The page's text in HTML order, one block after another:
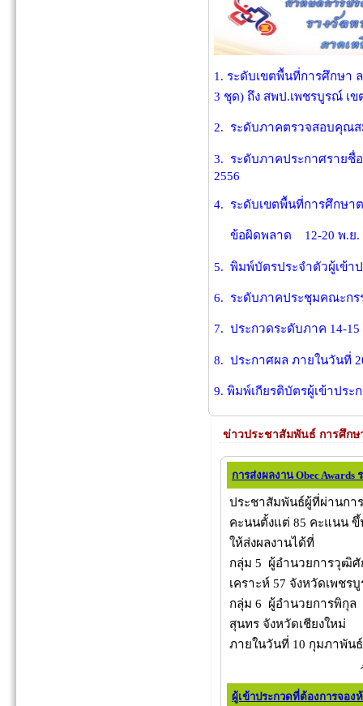
1. ระดับเขตพื้นที่การศึกษา
3 ชุด) ถึง สพป.เพชรบูรณ์ เ
2. ระดับภาคตรวจสอบคุณส
3. ระดับภาคประกาศรายชื่
2556
4. ระดับเขตพื้นที่การศึกษา
ข้อผิดพลาด 12-20 พ.ย.
5. พิมพ์บัตรประจำตัวผู้เข้าป
6. ระดับภาคประชุมคณะกร
7. ประกวดระดับภาค 14-15
8. ประกาศผล ภายในวันที่
9. พิมพ์เกียรติบัตรผู้เข้าประ
ข่าวประชาสัมพันธ์ การศึกษ
การส่งผลงาน Obec Awards
ประชาสัมพันธ์ผู้ที่ผ่านกา
คะนนตั้งแต่ 85 คะแนน ขึ้
ให้ส่งผลงานได้ที่
กลุ่ม 5 ผู้อำนวยการวุฒิศั
เคราะห์ 57 จังหวัดเพชร
กลุ่ม 6 ผู้อำนวยการพิกุล
สุนทร จังหวัดเชียงใหม่
ภายในวันที่ 10 กุมภาพันธ์
ผู้เข้าประกวดที่ต้องการจอง